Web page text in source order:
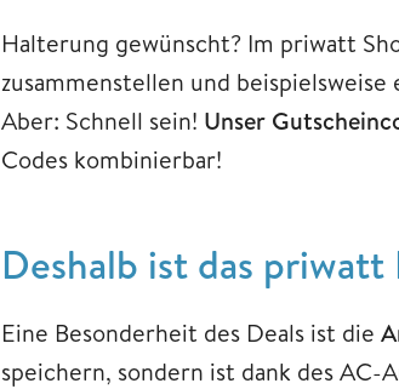
Halterung gewünscht? Im priwatt
zusammenstellen und
Aber: Schnell sein! Unser
Codes kombinierbar!
Deshalb ist das
Eine Besonderheit des Deals ist die
speichern, sondern ist dank des AC-